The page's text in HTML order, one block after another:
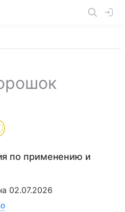
по применению и
02.07.2026